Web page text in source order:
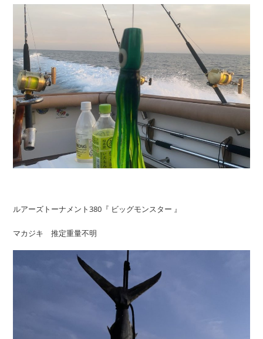
ルアーズトーナメント380『 ビッグモンスター 』
マカジキ 推定重量不明